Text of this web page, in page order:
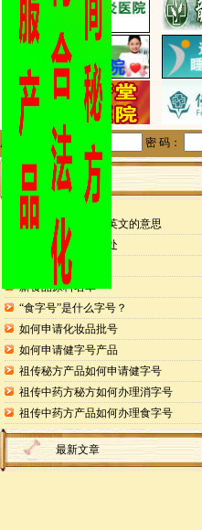
用户名： 密 码：
站内公告
检测报告封面缩写英文的意思
申请专利的25个好处
药食同源目录
新食品原料名单
“食字号”是什么字号？
如何申请化妆品批号
如何申请健字号产品
祖传秘方产品如何申请健字号
祖传中药方秘方如何办理消字号
祖传中药方产品如何办理食字号
最新文章